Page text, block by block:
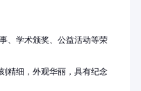
、学术颁奖、公益活动等荣
精细，外观华丽，具有纪念